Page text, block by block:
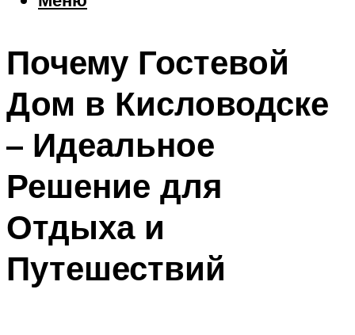
Шоппинг
Что посетить
Меню
Почему Гостевой
Дом в Кисловодске
– Идеальное
Решение для
Отдыха и
Путешествий